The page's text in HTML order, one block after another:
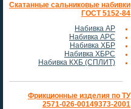
Скатанные сальниковые набивки
ГОСТ 5152-84
Набивка АР
Набивка АРС
Набивка ХБР
Набивка ХБРС
Набивка КХБ (СПЛИТ)
Фрикционные изделия по ТУ
2571-026-00149373-2001